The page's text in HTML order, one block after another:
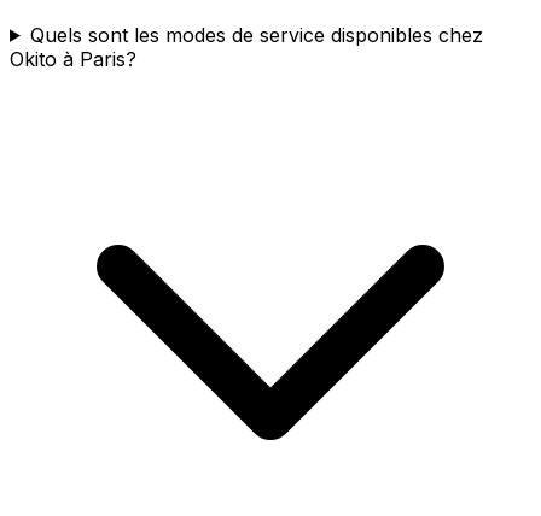
Quels sont les modes de service disponibles chez
Okito à Paris?